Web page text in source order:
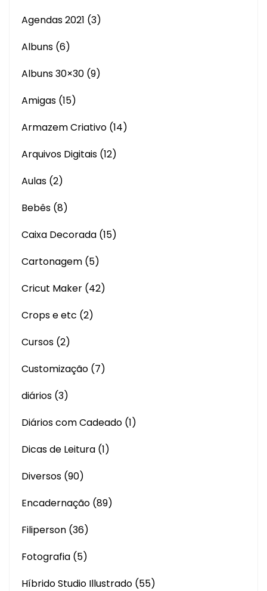
Agendas 2021 (3)
Albuns (6)
Albuns 30×30 (9)
Amigas (15)
Armazem Criativo (14)
Arquivos Digitais (12)
Aulas (2)
Bebês (8)
Caixa Decorada (15)
Cartonagem (5)
Cricut Maker (42)
Crops e etc (2)
Cursos (2)
Customização (7)
diários (3)
Diários com Cadeado (1)
Dicas de Leitura (1)
Diversos (90)
Encadernação (89)
Filiperson (36)
Fotografia (5)
Híbrido Studio Illustrado (55)